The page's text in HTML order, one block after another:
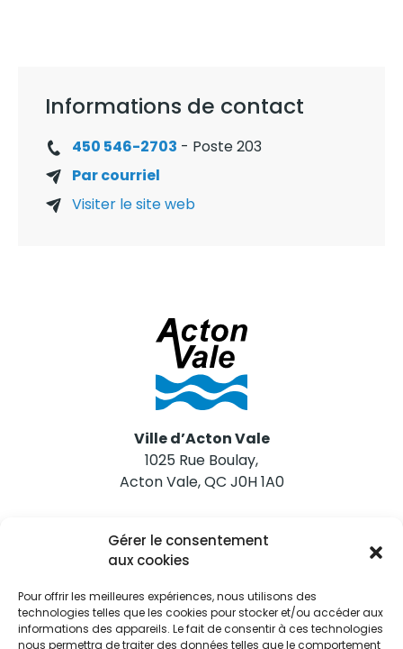
Gérer le consentement
aux cookies
Pour offrir les meilleures expériences, nous utilisons des
technologies telles que les cookies pour stocker et/ou accéder aux
informations des appareils. Le fait de consentir à ces technologies
nous permettra de traiter des données telles que le comportement
Informations de contact
450 546-2703 - Poste 203
Par courriel
Visiter le site web
Ville d’Acton Vale
1025 Rue Boulay,
Acton Vale, QC J0H 1A0
Nous joindre
Tél. 450 546-2703